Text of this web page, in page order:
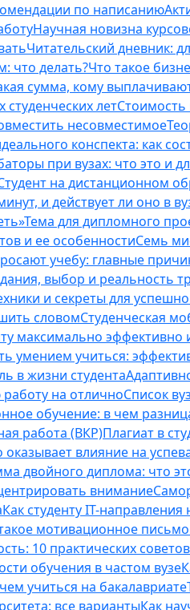
по написанию
Научная новизна
Читательский дневник:
что делать?Что такое
сумма, кому
студенческих летСтоимость
несовместимое
конспекта: как
при вузах: что это и
на дистанционном
и действует ли оно в
Тема для дипломного
и ее особенностиСемь
учебу: главные
выбор и реальность
и секреты для
словомСтуденческая
максимально эффективно
умением учиться:
в жизни студента
на отличноСписок
обучение: в чем
работа (ВКР)Плагиат в
оказывает влияние на
двойного диплома: что
внимание
Как студенту IT-
мотивационное
10 практических советов
обучения в частом вузе
учиться на бакалавриате
все вариантыКак